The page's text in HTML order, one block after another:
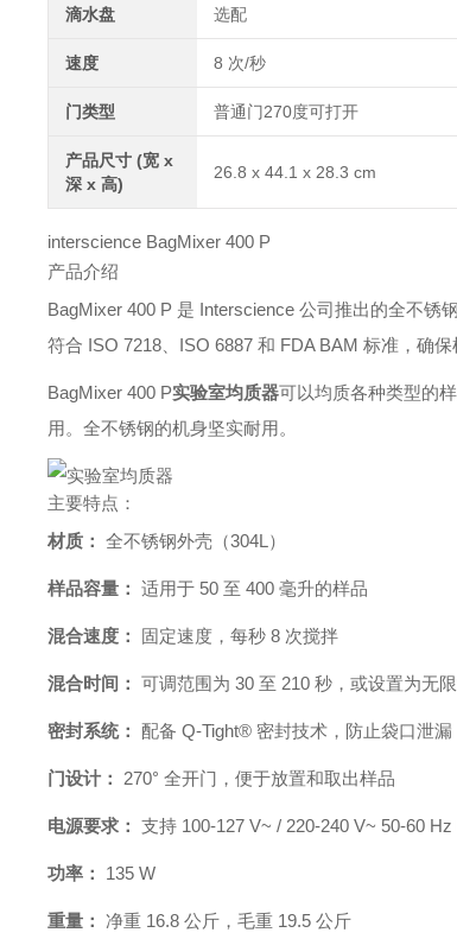
滴水盘 选配
速度 8 次/秒
门类型 普通门270度可打开
产品尺寸 (宽 x
深 x 高)
26.8 x 44.1 x 28.3 cm
interscience BagMixer 400 P
产品介绍
BagMixer 400 P 是 Interscience 公司推出的全不锈
符合 ISO 7218、ISO 6887 和 FDA BAM 标准，确
BagMixer 400 P实验室均质器可以均质各种类型的
用。全不锈钢的机身坚实耐用。
主要特点：
材质： 全不锈钢外壳（304L）
样品容量： 适用于 50 至 400 毫升的样品
混合速度： 固定速度，每秒 8 次搅拌
混合时间： 可调范围为 30 至 210 秒，或设置为无
密封系统： 配备 Q-Tight® 密封技术，防止袋口泄漏
门设计： 270° 全开门，便于放置和取出样品
电源要求： 支持 100-127 V~ / 220-240 V~ 50-60 Hz
功率： 135 W
重量： 净重 16.8 公斤，毛重 19.5 公斤